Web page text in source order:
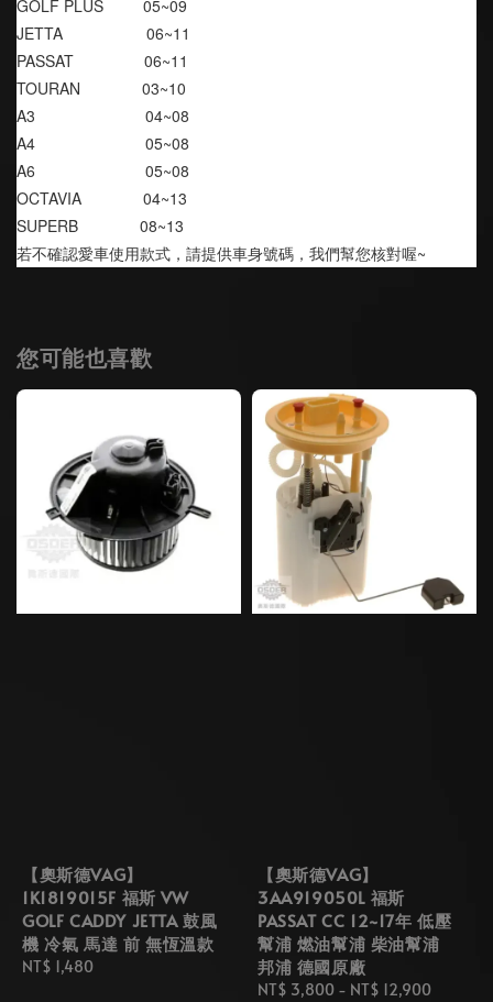
GOLF PLUS         05~09
JETTA                   06~11
PASSAT                06~11
TOURAN              03~10
A3                         04~08
A4                         05~08
A6                         05~08
OCTAVIA              04~13
SUPERB              08~13
若不確認愛車使用款式，請提供車身號碼，我們幫您核對喔~
您可能也喜歡
【奧斯德VAG】
1K1819015F 福斯 VW
GOLF CADDY JETTA 鼓風
機 冷氣 馬達 前 無恆溫款
Regular
NT$ 1,480
【奧斯德VAG】
3AA919050L 福斯
PASSAT CC 12~17年 低壓
幫浦 燃油幫浦 柴油幫浦
邦浦 德國原廠
Regular
NT$ 3,800 - NT$ 12,900